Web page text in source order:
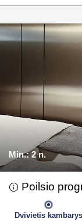
Min.: 2 n.
Poilsio
Dvivietis kambarys